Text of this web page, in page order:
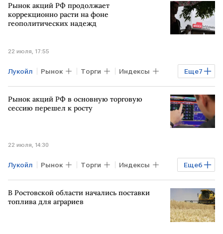
Рынок акций РФ продолжает
коррекционно расти на фоне
геополитических надежд
22 июля, 17:55
Еще7
Лукойл Рынок Торги Индексы
США ИРАН Сергей Лавров
Марко Рубио Дмитрий Бабин
Рынок акций РФ в основную торговую
сессию перешел к росту
22 июля, 14:30
Еще6
Лукойл Рынок Торги Индексы
РФ США Сергей Лавров
Марко Рубио Мосбиржа
В Ростовской области начались поставки
топлива для аграриев